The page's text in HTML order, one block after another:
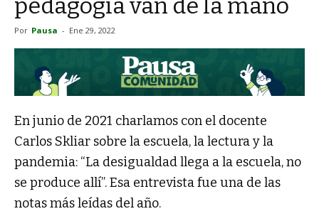
pedagogía van de la mano
Por Pausa - Ene 29, 2022
En junio de 2021 charlamos con el docente
Carlos Skliar sobre la escuela, la lectura y la
pandemia: “La desigualdad llega a la escuela, no
se produce allí”. Esa entrevista fue una de las
notas más leídas del año.